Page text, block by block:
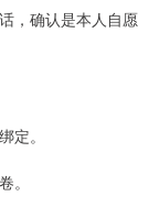
，确认是本人自愿
定。
。